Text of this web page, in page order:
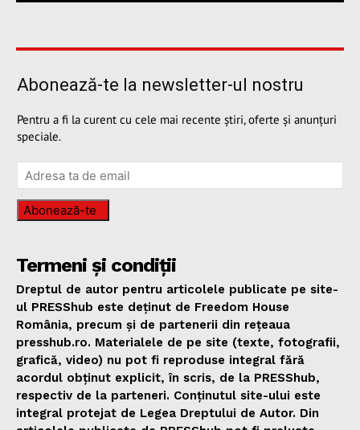
Abonează-te la newsletter-ul nostru
Pentru a fi la curent cu cele mai recente știri, oferte și anunțuri
speciale.
Abonează-te
Termeni și condiții
Dreptul de autor pentru articolele publicate pe site-
ul PRESShub este deținut de Freedom House
România, precum și de partenerii din rețeaua
presshub.ro. Materialele de pe site (texte, fotografii,
grafică, video) nu pot fi reproduse integral fără
acordul obținut explicit, în scris, de la PRESShub,
respectiv de la parteneri. Conținutul site-ului este
integral protejat de Legea Dreptului de Autor. Din